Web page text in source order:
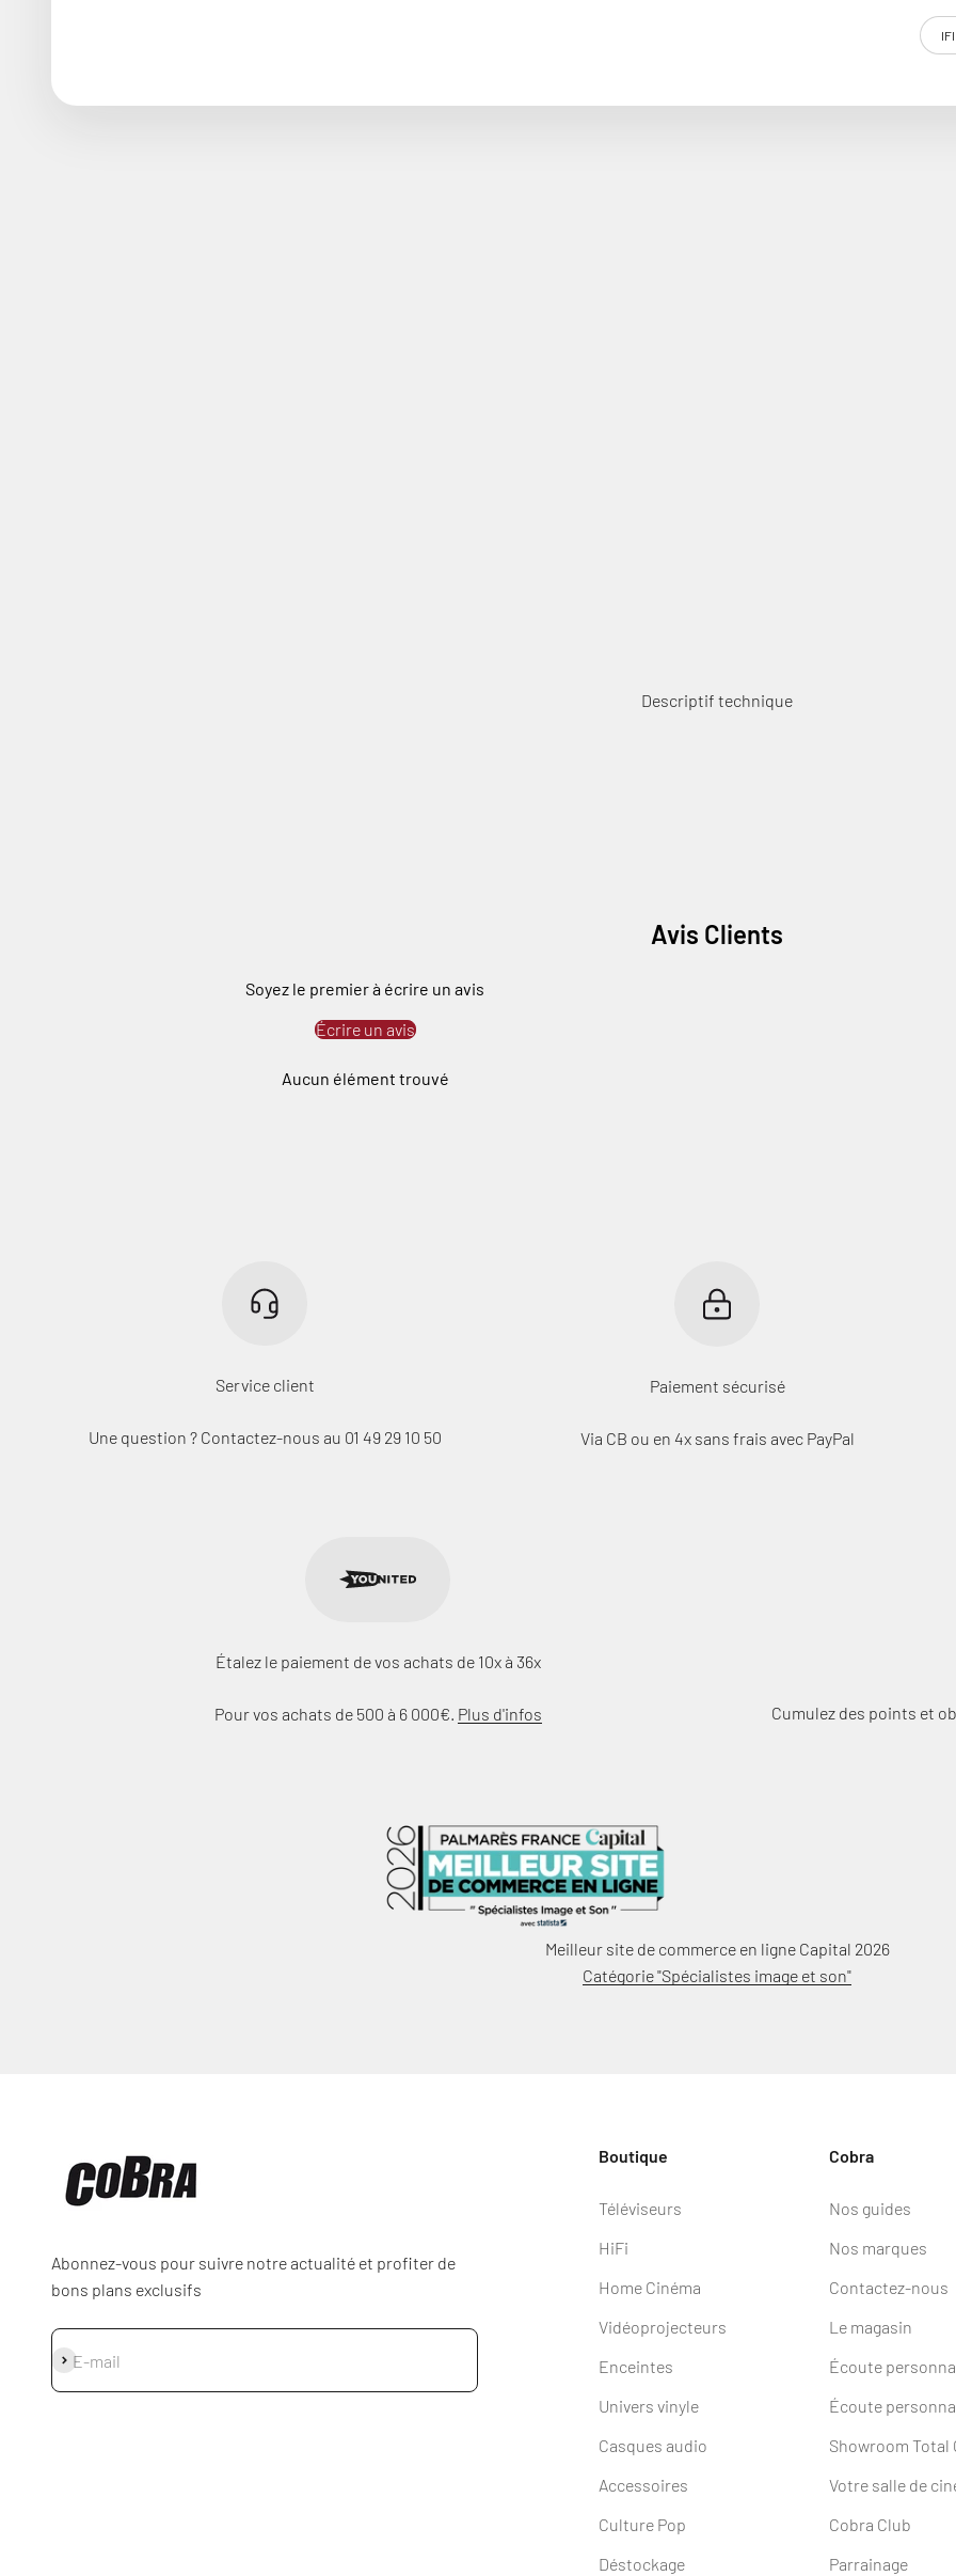
Une fois branché sur la multiprise qui accueille vos électroniques, le filtre secteur iFi Audio AC iPurifier élimine les
accessoire à pour particularité d’être actif et d’offrir des résultats très satisfaisants. Avec la capacité de se mettre en
Descriptif technique
Avis Clients
Soyez le premier à écrire un avis
Écrire un avis
Aucun élément trouvé
Service client
Une question ? Contactez-nous au 01 49 29 10 50
Paiement sécurisé
Via CB ou en 4x sans frais avec PayPal
Étalez le paiement de vos achats de 10x à 36x
Pour vos achats de 500 à 6 000€. Plus d'infos Cumulez des points et
Meilleur site de commerce en ligne Capital 2026
Catégorie "Spécialistes image et son"
Abonnez-vous pour suivre notre actualité et profiter de
bons plans exclusifs
E-mail
S'inscrire
Boutique
Téléviseurs
HiFi
Home Cinéma
Vidéoprojecteurs
Enceintes
Univers vinyle
Casques audio
Accessoires
Culture Pop
Déstockage
Cobra
Nos guides
Nos marques
Contactez-nous
Le magasin
Écoute
Écoute
Showroom Total
Votre salle de
Cobra Club
Parrainage